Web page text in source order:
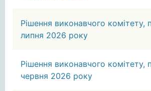
Рішення виконавчого комітету,
липня 2026 року
Рішення виконавчого комітету,
червня 2026 року